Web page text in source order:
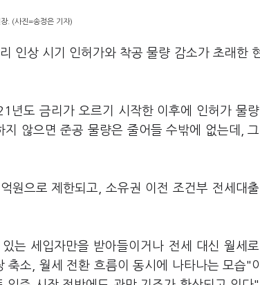
. (사진=송정은 기자)
인상 시기 인허가와 착공 물량 감소가 초래한
년도 금리가 오르기 시작한 이후에 인허가 물
않으면 준공 물량은 줄어들 수밖에 없는데,
원으로 제한되고, 소유권 이전 조건부 전세대
는 세입자만을 받아들이거나 전세 대신 월세
소, 월세 전환 흐름이 동시에 나타나는 모습"